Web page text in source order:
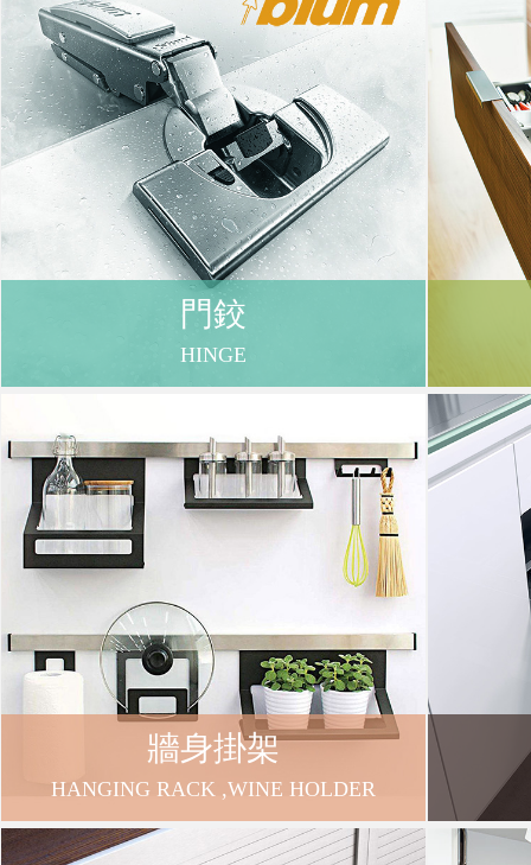
購
物
車
/
註
冊
責
明
門鉸
HINGE
牆身掛架
HANGING RACK ,WINE HOLDER